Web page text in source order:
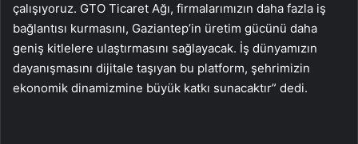
çalışıyoruz. GTO Ticaret Ağı, firmalarımızın daha fazla iş
bağlantısı kurmasını, Gaziantep’in üretim gücünü daha
geniş kitlelere ulaştırmasını sağlayacak. İş dünyamızın
dayanışmasını dijitale taşıyan bu platform, şehrimizin
ekonomik dinamizmine büyük katkı sunacaktır” dedi.